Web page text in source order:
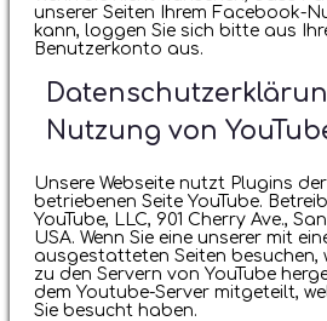
unserer Seiten Ihrem Facebook-
kann, loggen Sie sich bitte aus
Benutzerkonto aus.
Nutzung von
Unsere Webseite nutzt Plugins
betriebenen Seite YouTube.
YouTube, LLC, 901 Cherry Ave.,
USA. Wenn Sie eine unserer mit
ausgestatteten Seiten besuchen,
zu den Servern von YouTube
dem Youtube-Server mitgeteilt,
Sie besucht haben.